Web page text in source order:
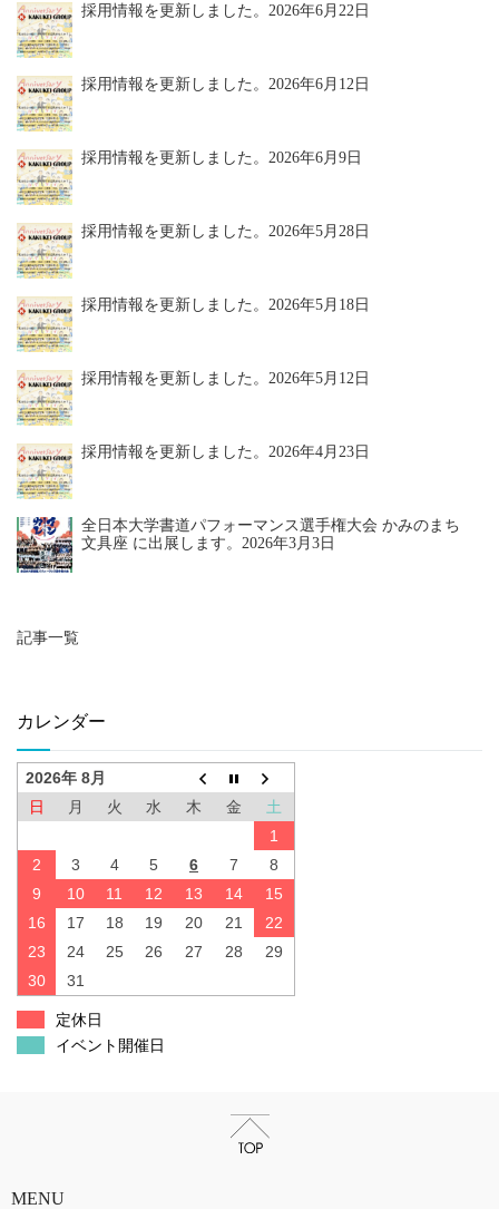
採用情報を更新しました。 2026年6月22日
採用情報を更新しました。 2026年6月12日
採用情報を更新しました。 2026年6月9日
採用情報を更新しました。 2026年5月28日
採用情報を更新しました。 2026年5月18日
採用情報を更新しました。 2026年5月12日
採用情報を更新しました。 2026年4月23日
全日本大学書道パフォーマンス選手権大会 かみのまち
文具座 に出展します。 2026年3月3日
記事一覧
カレンダー
2026年 8月
日
月 火 水 木 金
土
1
2
3 4 5 6 7
8
9
10 11 12 13 14
15
16
17 18 19 20 21
22
23
24 25 26 27 28
29
30
31
定休日
イベント開催日
MENU